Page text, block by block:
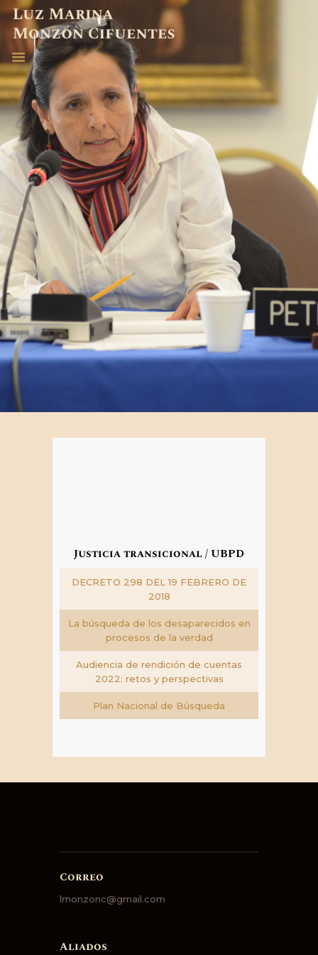
ABOGADA
EXPERIENCIA
PUBLICACIONES
CONTACTO
Justicia transicional / UBPD
DECRETO 298 DEL 19 FEBRERO DE
2018­
La búsqueda de los desaparecidos en
procesos de la verdad
Audiencia de rendición de cuentas
2022: retos y perspectivas
Plan Nacional de Búsqueda
Correo
lmonzonc@gmail.com
Aliados